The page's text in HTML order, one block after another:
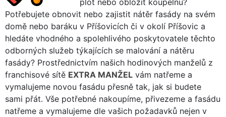
Potřebujete obnovit nebo zajistit nátěr fasády na svém
domě nebo baráku v Příšovicích či v okolí Příšovic a
hledáte vhodného a spolehlivého poskytovatele těchto
odborných služeb týkajících se malování a nátěru
fasády? Prostřednictvím našich hodinových manželů z
franchisové sítě EXTRA MANŽEL vám natřeme a
vymalujeme novou fasádu přesně tak, jak si budete
sami přát. Vše potřebné nakoupíme, přivezeme a fasádu
natřeme a vymalujeme dle vašich požadavků nejen v